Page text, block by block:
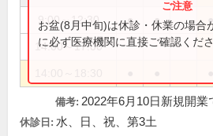
9:00～12:30 ● ● ●
14:00～17:00
お盆(8月中旬)は休診・休業の場合
に必ず医療機関に直接ご確認くださ
備考: 2022年6月10日新規開業
休診日: 水、日、祝、第3土